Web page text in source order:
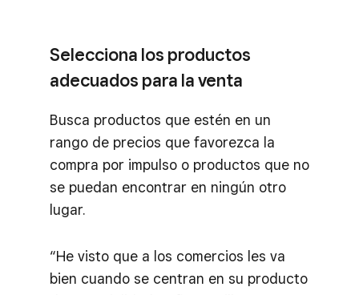
Selecciona los productos
adecuados para la venta
Busca productos que estén en un
rango de precios que favorezca la
compra por impulso o productos que no
se puedan encontrar en ningún otro
lugar.
“He visto que a los comercios les va
bien cuando se centran en su producto